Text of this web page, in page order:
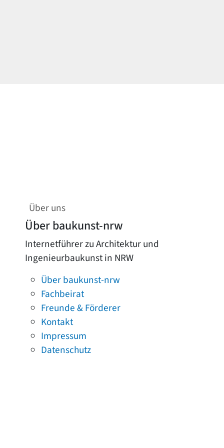
Über uns
Über baukunst-nrw
Internetführer zu Architektur und
Ingenieurbaukunst in NRW
Über baukunst-nrw
Fachbeirat
Freunde & Förderer
Kontakt
Impressum
Datenschutz